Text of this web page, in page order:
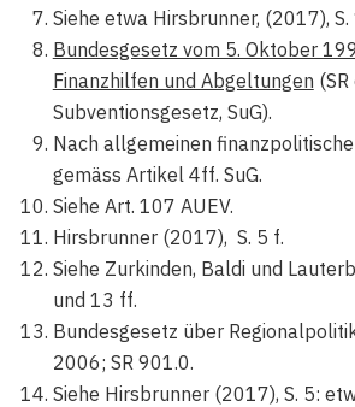
Siehe etwa Hirsbrunner, (2017), S.
Bundesgesetz vom 5. Oktober
Finanzhilfen und Abgeltungen
Subventionsgesetz, SuG).
Nach allgemeinen
gemäss Artikel 4ff. SuG.
Siehe Art. 107 AUEV.
Hirsbrunner (2017), S. 5 f.
Siehe Zurkinden, Baldi und
und 13 ff.
Bundesgesetz über
2006; SR 901.0.
Siehe Hirsbrunner (2017), S. 5: